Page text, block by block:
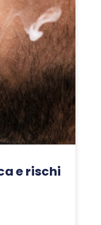
e rischi